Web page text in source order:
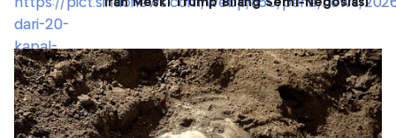
Iran Meski Trump Bilang Semi-Negosiasi